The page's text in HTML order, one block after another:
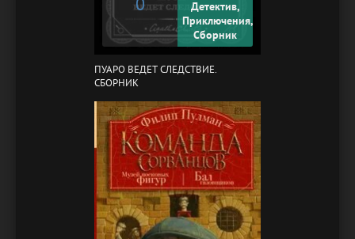
Детектив,
Приключения,
Сборник
ПУАРО ВЕДЕТ СЛЕДСТВИЕ.
СБОРНИК